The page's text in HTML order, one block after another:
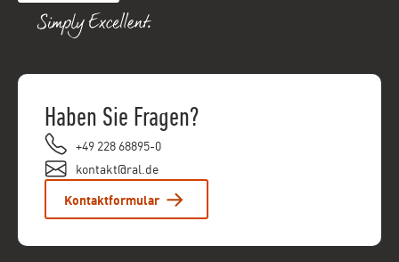
Haben Sie Fragen?
+49 228 68895-0
kontakt@ral.de
Kontaktformular